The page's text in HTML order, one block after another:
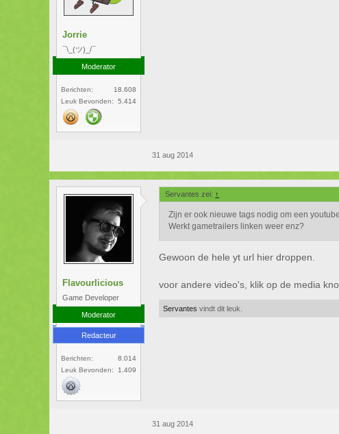
Jorrie
¯\_(ツ)_/¯
Moderator
Berichten:
18.608
Leuk Bevonden:
5.414
31 aug 2014
Flavourlicious
Game Developer
Moderator
Redacteur
Berichten:
8.014
Leuk Bevonden:
1.409
Servantes zei: ↑
Zijn er ook nieuwe tags nodig om een
Werkt gametrailers linken weer enz?
Gewoon de hele yt url hier droppen.
voor andere video's, klik op de media
31 aug 2014
Servantes vindt dit leuk.